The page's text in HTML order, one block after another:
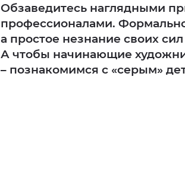
Обзаведитесь наглядными
профессионалами.
а простое незнание своих
А чтобы начинающие
– познакомимся с «серым»